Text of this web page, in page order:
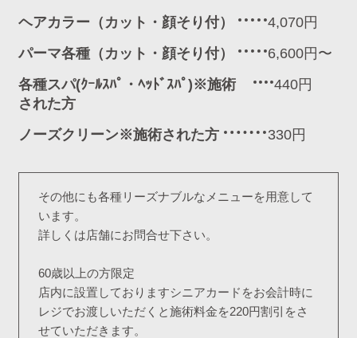
ヘアカラー（カット・顔そり付）
4,070円
パーマ各種（カット・顔そり付）
6,600円〜
各種スパ(ｸｰﾙｽﾊﾟ・ﾍｯﾄﾞｽﾊﾟ)※施術
された方
440円
ノーズクリーン※施術された方 330円
その他にも各種リーズナブルなメニューを用意して
います。
詳しくは店舗にお問合せ下さい。
60歳以上の方限定
店内に設置しておりますシニアカードをお会計時に
レジでお渡しいただくと施術料金を220円割引をさ
せていただきます。